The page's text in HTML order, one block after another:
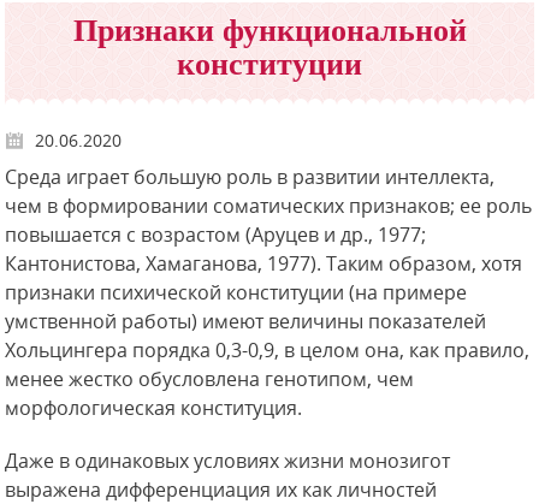
Признаки функциональной
конституции
20.06.2020
Среда играет большую роль в развитии интеллекта,
чем в формировании соматических признаков; ее роль
повышается с возрастом (Аруцев и др., 1977;
Кантонистова, Хамаганова, 1977). Таким образом, хотя
признаки психической конституции (на примере
умственной работы) имеют величины показателей
Хольцингера порядка 0,3-0,9, в целом она, как правило,
менее жестко обусловлена генотипом, чем
морфологическая конституция.
Даже в одинаковых условиях жизни монозигот
выражена дифференциация их как личностей